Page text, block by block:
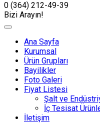
0 (364) 212-49-39
Bizi Arayın!
Ana Sayfa
Kurumsal
Ürün Grupları
Bayilikler
Foto Galeri
Fiyat Listesi
Şalt ve
İç Tesisat
İletişim